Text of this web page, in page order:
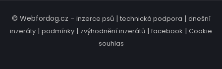
© Webfordog.cz - inzerce psů| technická podpora | dnešní
inzeráty | podmínky | zvýhodnění inzerátů | facebook | Cookie
souhlas